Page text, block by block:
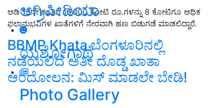
ಅಗ್ರಿಪೀಡಿಯಾ
ಯಶೋಗಾಥೆ
Photo Gallery
ಅಡಿ 13ನೇ ಕಂತಿನ 16,000 ಕೋಟಿ ರೂ.ಗಳನ್ನು 8 ಕೋಟಿಗೂ ಅಧಿಕ
ಫಲಾನುಭವಿಗಳ ಖಾತೆಗಳಿಗೆ ನೇರವಾಗಿ ಹಣ ಬಿಡುಗಡೆ ಮಾಡಲಿದ್ದಾರೆ.
BBMP Khata ಬೆಂಗಳೂರಿನಲ್ಲಿ
ನಡೆಯಲಿದೆ ಅತೀ ದೊಡ್ಡ ಖಾತಾ
ಆಂದೋಲನ: ಮಿಸ್‌ ಮಾಡಲೇ ಬೇಡಿ!